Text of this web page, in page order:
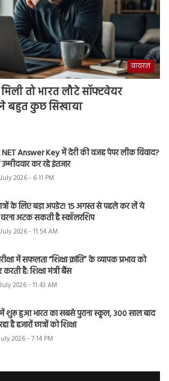
वायरल
तो भारत लौटे सॉफ्टवेयर
बहुत कुछ सिखाया
Answer Key में देरी की वजह पेपर लीक विवाद?
कर रहे इंतजार
2026 - 6:11 PM
के लिए बड़ा अपडेट! 15 अगस्त से पहले कर लें ये
अटक सकती है स्कॉलरशिप
2026 - 11:54 AM
में सफलता “शिक्षा क्रांति” के व्यापक प्रभाव को
करती है: शिक्षा मंत्री बैंस
2026 - 11:43 AM
शुरू हुआ भारत का सबसे पुराना स्कूल, 300 साल बाद
है हजारों छात्रों को शिक्षा
2026 - 7:14 PM